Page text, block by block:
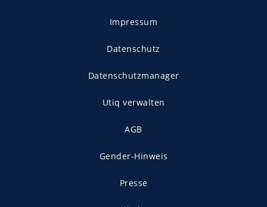
Impressum
Datenschutz
Datenschutzmanager
Utiq verwalten
AGB
Gender-Hinweis
Presse